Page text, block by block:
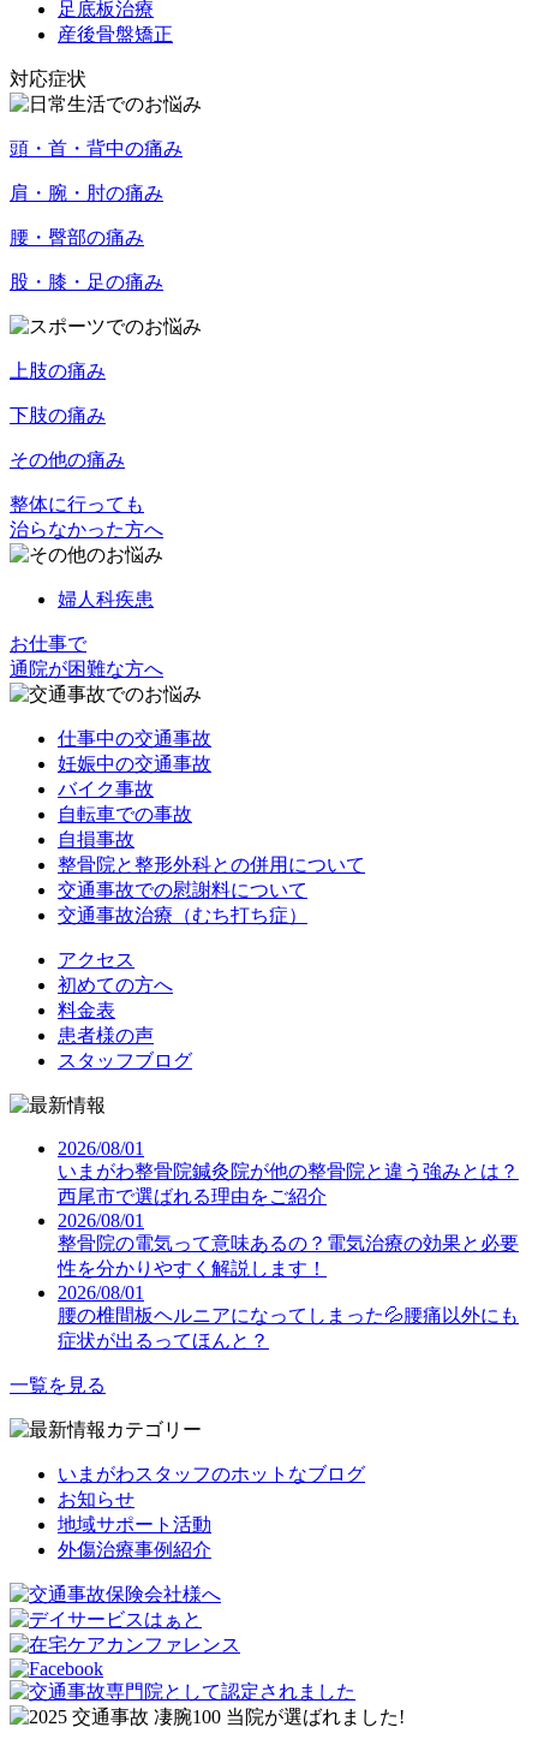
足底板治療
産後骨盤矯正
対応症状
頭・首・背中の痛み
肩・腕・肘の痛み
腰・臀部の痛み
股・膝・足の痛み
上肢の痛み
下肢の痛み
その他の痛み
整体に行っても
治らなかった方へ
婦人科疾患
お仕事で
通院が困難な方へ
仕事中の交通事故
妊娠中の交通事故
バイク事故
自転車での事故
自損事故
整骨院と整形外科との併用について
交通事故での慰謝料について
交通事故治療（むち打ち症）
アクセス
初めての方へ
料金表
患者様の声
スタッフブログ
2026/08/01
いまがわ整骨院鍼灸院が他の整骨院と違う強みとは？
西尾市で選ばれる理由をご紹介
2026/08/01
整骨院の電気って意味あるの？電気治療の効果と必要
性を分かりやすく解説します！
2026/08/01
腰の椎間板ヘルニアになってしまった💦腰痛以外にも
症状が出るってほんと？
一覧を見る
いまがわスタッフのホットなブログ
お知らせ
地域サポート活動
外傷治療事例紹介